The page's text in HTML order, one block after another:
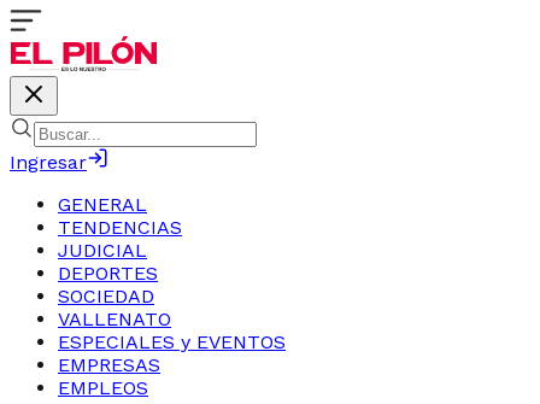
Ingresar
GENERAL
TENDENCIAS
JUDICIAL
DEPORTES
SOCIEDAD
VALLENATO
ESPECIALES y EVENTOS
EMPRESAS
EMPLEOS